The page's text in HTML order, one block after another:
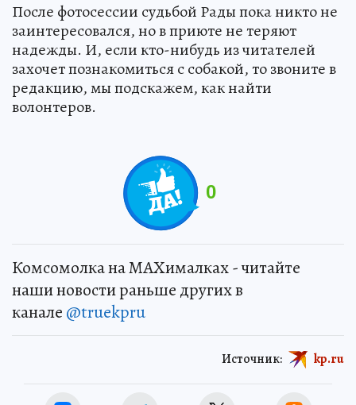
После фотосессии судьбой Рады пока никто не
заинтересовался, но в приюте не теряют
надежды. И, если кто-нибудь из читателей
захочет познакомиться с собакой, то звоните в
редакцию, мы подскажем, как найти
волонтеров.
0
Комсомолка на MAXималках - читайте
наши новости раньше других в
канале @truekpru
Источник: kp.ru